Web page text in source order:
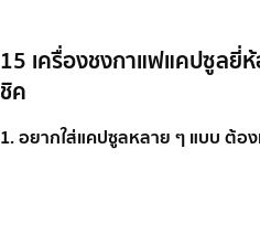
15 เครื่องชงกาแฟแคปซูลยี่
ชิค
1. อยากใส่แคปซูลหลาย ๆ แบบ ต้อ